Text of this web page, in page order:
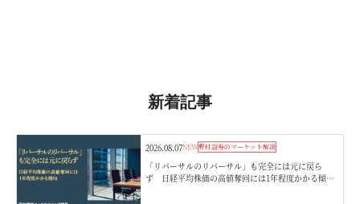
新着記事
2026.08.07NEW野村證券のマーケット解説
「リバーサルのリバーサル」も完全には元に戻ら
ず 日経平均株価の高値奪回には1年程度かかる傾